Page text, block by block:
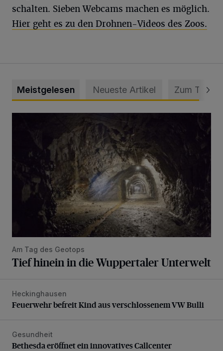
schalten. Sieben Webcams machen es möglich.
Hier geht es zu den Drohnen-Videos des Zoos.
Meistgelesen Neueste Artikel Zum Thema
Am Tag des Geotops
Tief hinein in die Wuppertaler Unterwelt
Feuerwehr befreit Kind aus verschlossenem VW Bulli
Heckinghausen
Feuerwehr befreit Kind aus verschlossenem VW Bulli
Bethesda eröffnet ein innovatives Callcenter
Gesundheit
Bethesda eröffnet ein innovatives Callcenter